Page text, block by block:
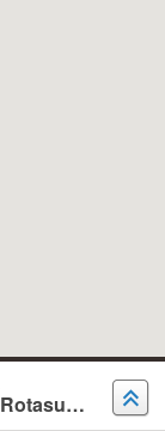
Kiokuninokorusapuraizu Rizoto Dining Rotasugaden Omotesandoh